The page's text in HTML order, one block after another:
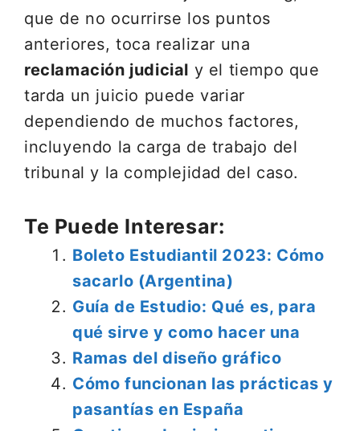
que de no ocurrirse los puntos
anteriores, toca realizar una
reclamación judicial y el tiempo que
tarda un juicio puede variar
dependiendo de muchos factores,
incluyendo la carga de trabajo del
tribunal y la complejidad del caso.
Te Puede Interesar:
Boleto Estudiantil 2023: Cómo
sacarlo (Argentina)
Guía de Estudio: Qué es, para
qué sirve y como hacer una
Ramas del diseño gráfico
Cómo funcionan las prácticas y
pasantías en España